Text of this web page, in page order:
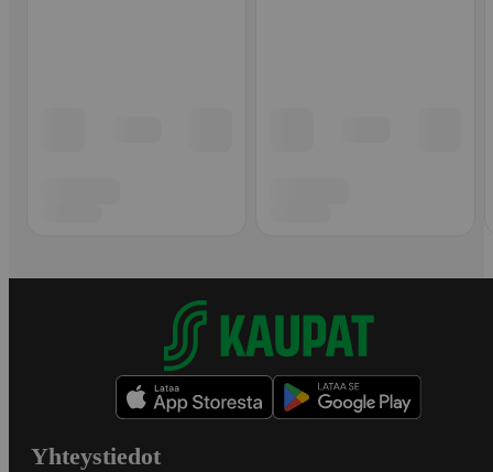
Yhteystiedot